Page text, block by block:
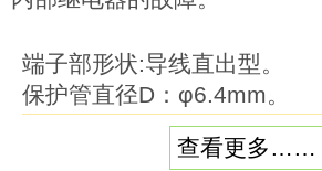
端子部形状:导线直出型。
保护管直径D：φ6.4mm。
保护管长度L：35cm。
导线种类：耐热用。查看更多……